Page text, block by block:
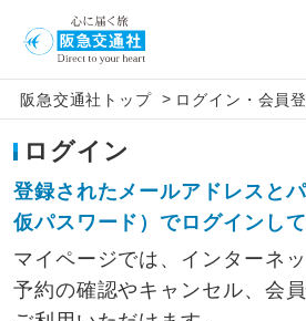
阪急交通社トップ > ログイン・会員
ログイン
登録されたメールアドレスと
仮パスワード）でログインし
マイページでは、インターネ
予約の確認やキャンセル、会